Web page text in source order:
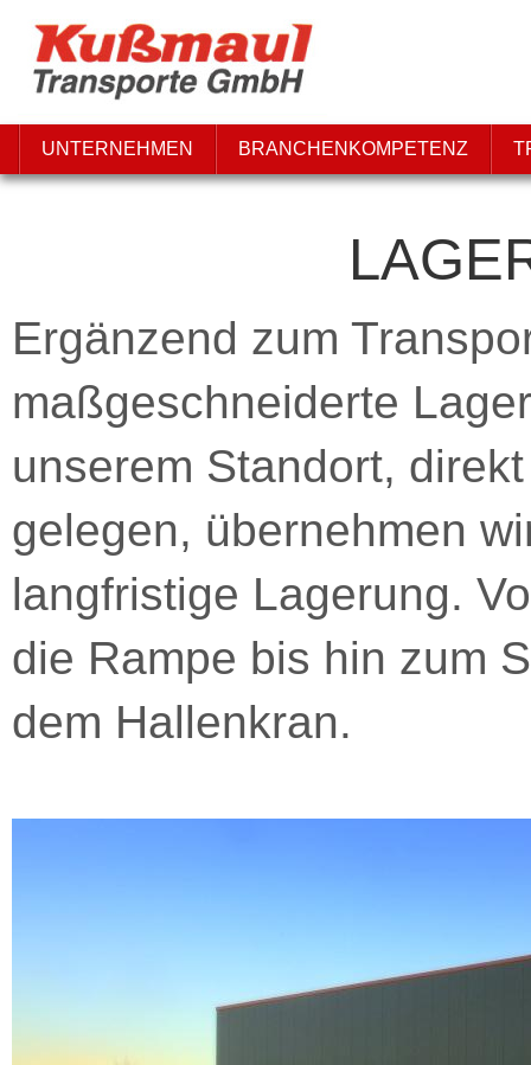
UNTERNEHMEN BRANCHENKOMPETENZ
Ergänzend zum
maßgeschneiderte
unserem Standort,
gelegen, übernehmen
langfristige Lagerung.
die Rampe bis hin zum
dem Hallenkran.